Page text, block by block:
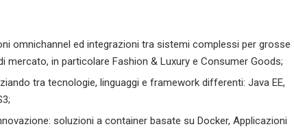
omnichannel ed integrazioni tra sistemi complessi per grosse
in particolare Fashion & Luxury e Consumer Goods;
tra tecnologie, linguaggi e framework differenti: Java EE,
soluzioni a container basate su Docker, Applicazioni